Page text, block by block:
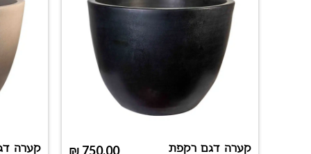
קערה דגם רקפת ₪ 750.00 קערה